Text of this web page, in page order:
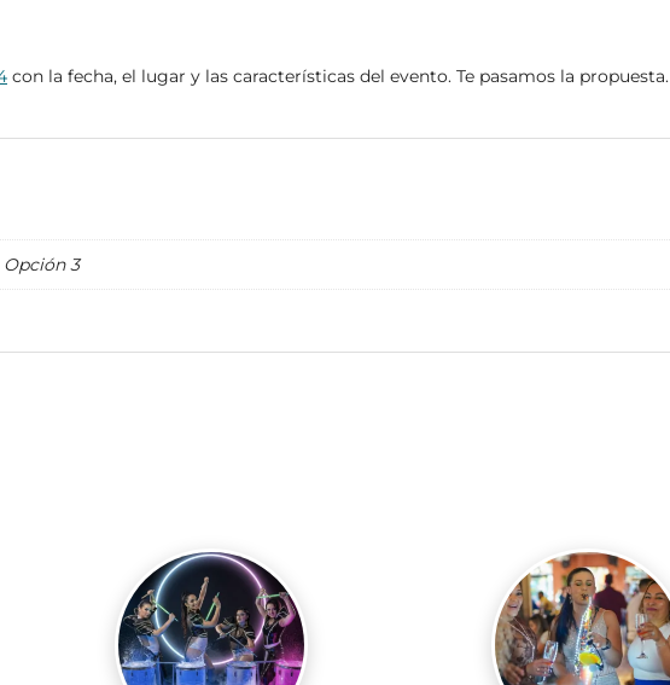
con la fecha, el lugar y las características del evento. Te pasamos la propuesta.
Opción 3